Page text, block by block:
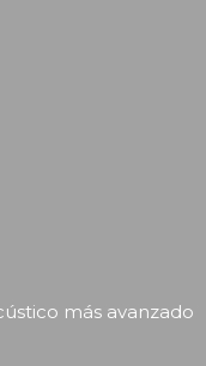
más avanzado